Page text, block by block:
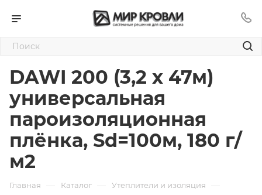
DAWI 200 (3,2 х 47м)
универсальная
пароизоляционная
плёнка, Sd=100м, 180 г/
м2
Главная — Каталог — Утеплители и изоляция —